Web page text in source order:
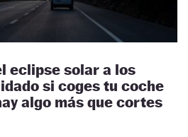
eclipse solar a los
si coges tu coche
algo más que cortes